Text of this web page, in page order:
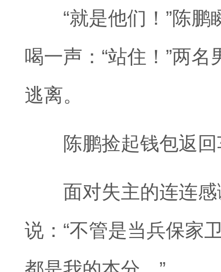
“就是他们！”陈鹏
喝一声：“站住！”两
逃离。
陈鹏捡起钱包返回
面对失主的连连感
说：“不管是当兵保家